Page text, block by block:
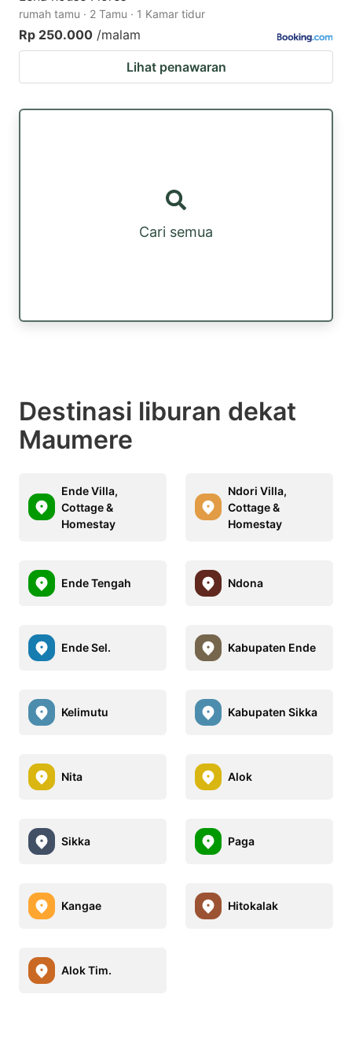
rumah tamu · 2 Tamu · 1 Kamar tidur
Rp 250.000 /malam
Lihat penawaran
Cari semua
Destinasi liburan dekat
Maumere
Ende Villa,
Cottage &
Homestay
Ndori Villa,
Cottage &
Homestay
Ende Tengah Ndona
Ende Sel. Kabupaten Ende
Kelimutu Kabupaten Sikka
Nita Alok
Sikka Paga
Kangae Hitokalak
Alok Tim.